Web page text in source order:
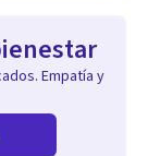
Empatía y